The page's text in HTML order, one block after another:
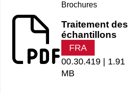
Brochures
Traitement des
échantillons
FRA
00.30.419 | 1.91
MB